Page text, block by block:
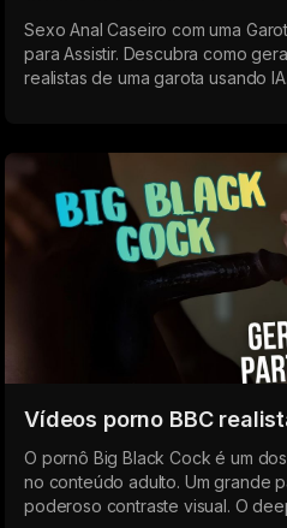
Sexo Anal Caseiro com uma
para Assistir. Descubra como
realistas de uma garota usando
Vídeos porno BBC
O pornô Big Black Cock é um
no conteúdo adulto. Um grande
poderoso contraste visual. O